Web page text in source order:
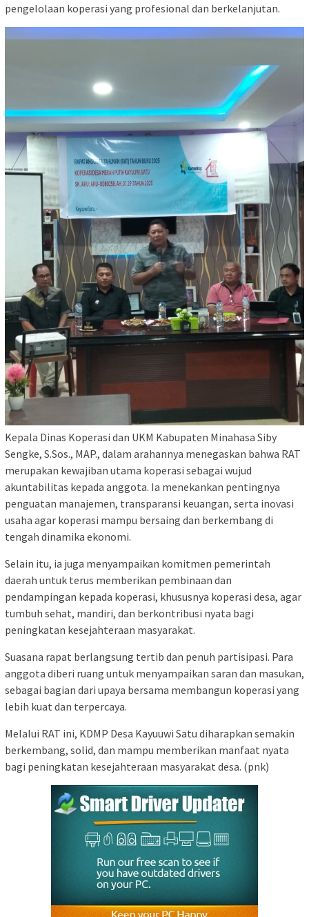
pengelolaan koperasi yang profesional dan berkelanjutan.
Kepala Dinas Koperasi dan UKM Kabupaten Minahasa Siby
Sengke, S.Sos., MAP., dalam arahannya menegaskan bahwa RAT
merupakan kewajiban utama koperasi sebagai wujud
akuntabilitas kepada anggota. Ia menekankan pentingnya
penguatan manajemen, transparansi keuangan, serta inovasi
usaha agar koperasi mampu bersaing dan berkembang di
tengah dinamika ekonomi.
Selain itu, ia juga menyampaikan komitmen pemerintah
daerah untuk terus memberikan pembinaan dan
pendampingan kepada koperasi, khususnya koperasi desa, agar
tumbuh sehat, mandiri, dan berkontribusi nyata bagi
peningkatan kesejahteraan masyarakat.
Suasana rapat berlangsung tertib dan penuh partisipasi. Para
anggota diberi ruang untuk menyampaikan saran dan masukan,
sebagai bagian dari upaya bersama membangun koperasi yang
lebih kuat dan terpercaya.
Melalui RAT ini, KDMP Desa Kayuuwi Satu diharapkan semakin
berkembang, solid, dan mampu memberikan manfaat nyata
bagi peningkatan kesejahteraan masyarakat desa. (pnk)